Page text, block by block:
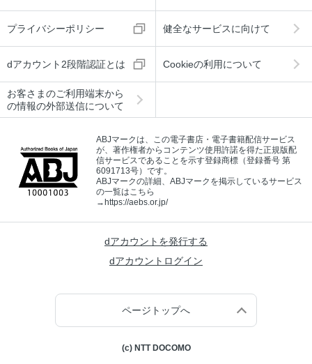
プライバシーポリシー 健全なサービスに向けて
dアカウント2段階認証とは Cookieの利用について
お客さまのご利用端末から
の情報の外部送信について
ABJマークは、この電子書店・電子書籍配信サービス
が、著作権者からコンテンツ使用許諾を得た正規版配
信サービスであることを示す登録商標（登録番号 第
6091713号）です。
ABJマークの詳細、ABJマークを掲示しているサービス
の一覧はこちら
→ https://aebs.or.jp/
dアカウントを発行する
dアカウントログイン
ページトップへ
(c) NTT DOCOMO